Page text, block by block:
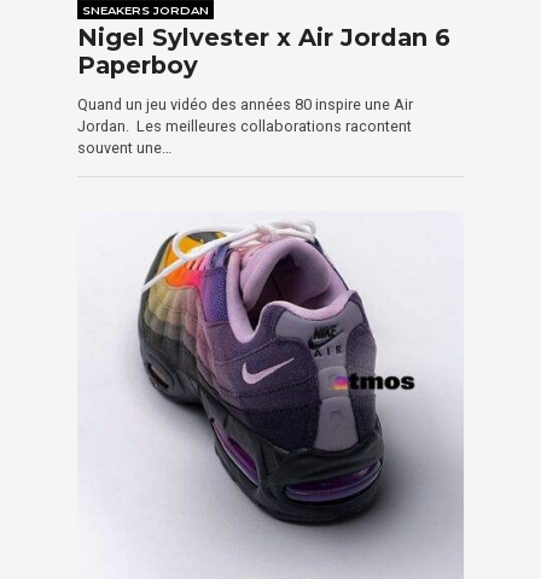
SNEAKERS JORDAN
Nigel Sylvester x Air Jordan 6
Paperboy
Quand un jeu vidéo des années 80 inspire une Air
Jordan. Les meilleures collaborations racontent
souvent une…